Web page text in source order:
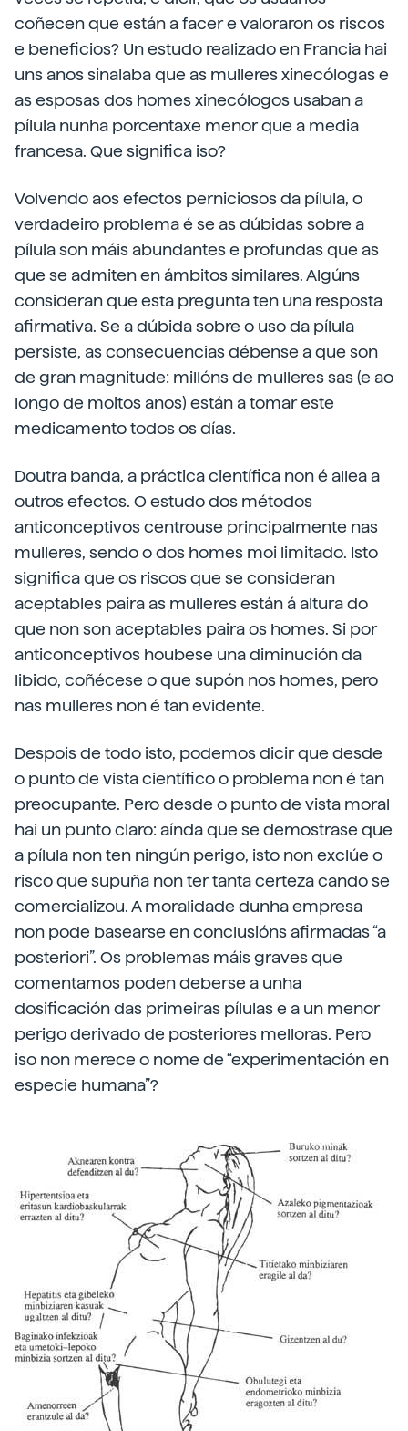
coñecen que están a facer e valoraron os riscos
e beneficios? Un estudo realizado en Francia hai
uns anos sinalaba que as mulleres xinecólogas e
as esposas dos homes xinecólogos usaban a
pílula nunha porcentaxe menor que a media
francesa. Que significa iso?
Volvendo aos efectos perniciosos da pílula, o
verdadeiro problema é se as dúbidas sobre a
pílula son máis abundantes e profundas que as
que se admiten en ámbitos similares. Algúns
consideran que esta pregunta ten una resposta
afirmativa. Se a dúbida sobre o uso da pílula
persiste, as consecuencias débense a que son
de gran magnitude: millóns de mulleres sas (e ao
longo de moitos anos) están a tomar este
medicamento todos os días.
Doutra banda, a práctica científica non é allea a
outros efectos. O estudo dos métodos
anticonceptivos centrouse principalmente nas
mulleres, sendo o dos homes moi limitado. Isto
significa que os riscos que se consideran
aceptables paira as mulleres están á altura do
que non son aceptables paira os homes. Si por
anticonceptivos houbese una diminución da
libido, coñécese o que supón nos homes, pero
nas mulleres non é tan evidente.
Despois de todo isto, podemos dicir que desde
o punto de vista científico o problema non é tan
preocupante. Pero desde o punto de vista moral
hai un punto claro: aínda que se demostrase que
a pílula non ten ningún perigo, isto non exclúe o
risco que supuña non ter tanta certeza cando se
comercializou. A moralidade dunha empresa
non pode basearse en conclusións afirmadas “a
posteriori”. Os problemas máis graves que
comentamos poden deberse a unha
dosificación das primeiras pílulas e a un menor
perigo derivado de posteriores melloras. Pero
iso non merece o nome de “experimentación en
especie humana”?